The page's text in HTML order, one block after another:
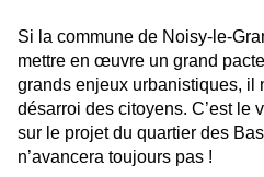
Si la commune de Noisy-le-
mettre en œuvre un grand
grands enjeux urbanistiques, il
désarroi des citoyens. C’est le
sur le projet du quartier des
n’avancera toujours pas !